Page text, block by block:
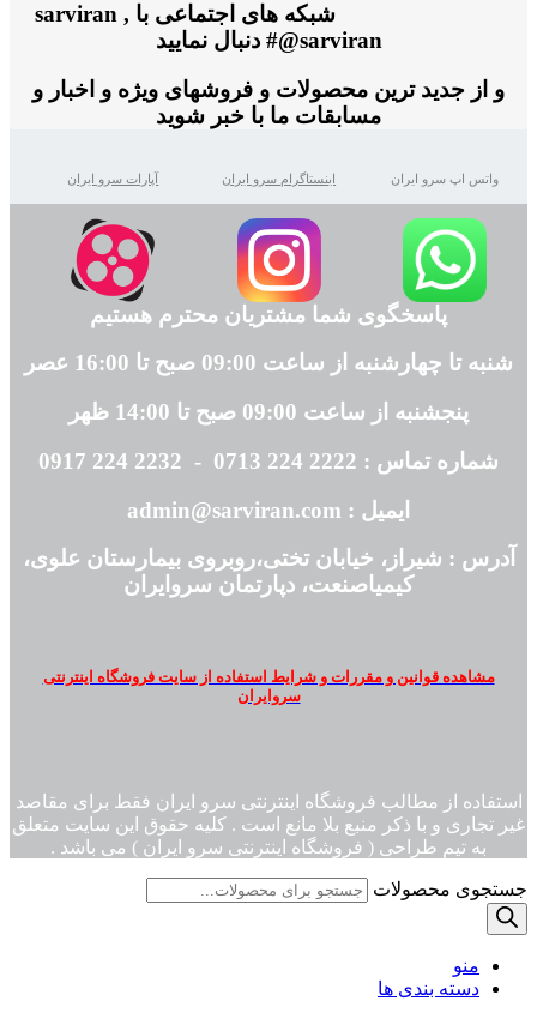
شبکه های اجتماعی با sarviran ,
@sarviran# دنبال نمایید
و از جدید ترین محصولات و فروشهای ویژه و اخبار و
مسابقات ما با خبر شوید
واتس اپ سرو ایران اینستاگرام سرو ایران آپارات سرو ایران
پاسخگوی شما مشتریان محترم هستیم
شنبه تا چهارشنبه از ساعت 09:00 صبح تا 16:00 عصر
پنجشنبه از ساعت 09:00 صبح تا 14:00 ظهر
شماره تماس : 2222 224 0713 - 2232 224 0917
ایمیل : admin@sarviran.com
آدرس : شیراز، خیابان تختی،روبروی بیمارستان علوی،
کیمیاصنعت، دپارتمان سروایران
مشاهده قوانین و مقررات و شرایط استفاده از سایت فروشگاه اینترنتی
سروایران
استفاده از مطالب فروشگاه اینترنتی سرو ایران فقط برای مقاصد
غیر تجاری و با ذکر منبع بلا مانع است . کلیه حقوق این سایت متعلق
به تیم طراحی ( فروشگاه اینترنتی سرو ایران ) می باشد .
جستجوی محصولات
منو
دسته بندی ها